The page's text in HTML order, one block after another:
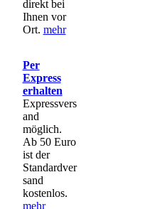
direkt bei
Ihnen vor
Ort. mehr
Per
Express
erhalten
Expressvers
and
möglich.
Ab 50 Euro
ist der
Standardver
sand
kostenlos.
mehr